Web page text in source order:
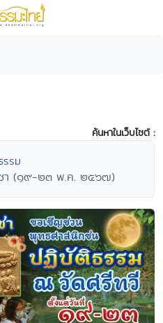
ค้นหาในเว็บไซต์ :
รรม
ชา (๑๙-๒๓ พ.ค. ๒๕๖๗)